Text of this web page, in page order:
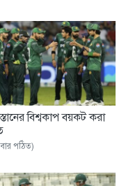
বিশ্বকাপ বয়কট করা
পঠিত)